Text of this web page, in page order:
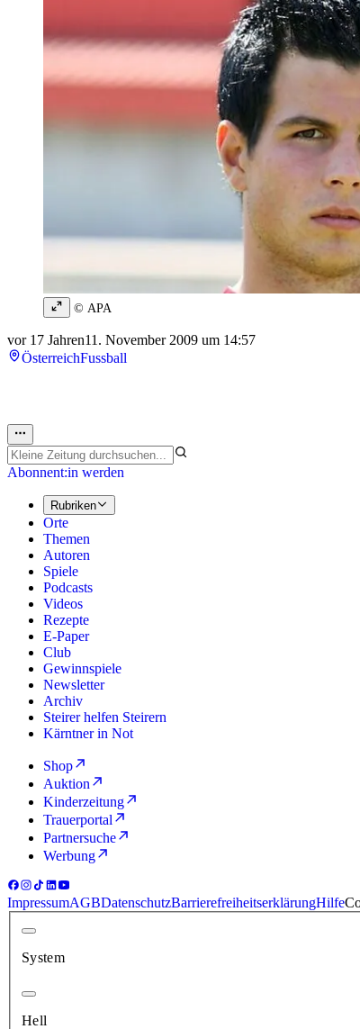
© APA
vor 17 Jahren11. November 2009 um 14:57
ÖsterreichFussball
Abonnent:in werden
Rubriken
Orte
Themen
Autoren
Spiele
Podcasts
Videos
Rezepte
E-Paper
Club
Gewinnspiele
Newsletter
Archiv
Steirer helfen Steirern
Kärntner in Not
Shop
Auktion
Kinderzeitung
Trauerportal
Partnersuche
Werbung
ImpressumAGBDatenschutzBarrierefreiheitserklärungHilfe
System
Hell